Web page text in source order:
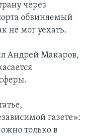
через
обвиняемый
не мог уехать.
Андрей Макаров,
газете»:
только в